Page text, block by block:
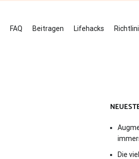
FAQ Beitragen Lifehacks
Die